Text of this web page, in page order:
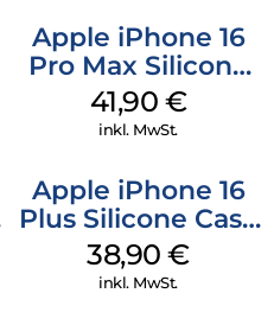
Apple iPhone 16
Pro Max Silicone
Case MagSafe
Ultramarine
41,90 €
inkl. MwSt.
Apple iPhone 16
Plus Silicone Case
MagSafe Denim
38,90€
inkl. MwSt.